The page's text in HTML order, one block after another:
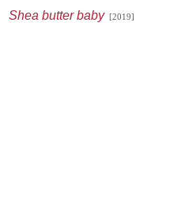
Shea butter baby[2019]